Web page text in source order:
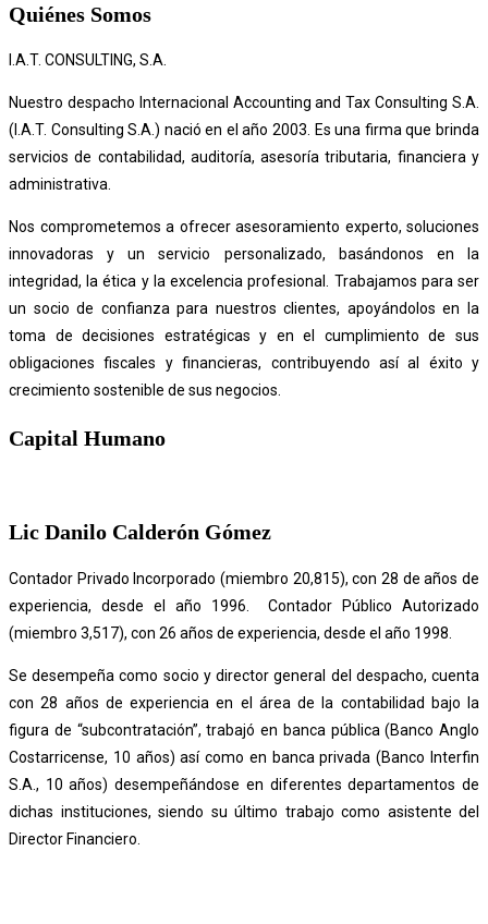
Quiénes Somos
I.A.T. CONSULTING, S.A.
Nuestro despacho Internacional Accounting and Tax Consulting S.A.
(I.A.T. Consulting S.A.) nació en el año 2003. Es una firma que brinda
servicios de contabilidad, auditoría, asesoría tributaria, financiera y
administrativa.
Nos comprometemos a ofrecer asesoramiento experto, soluciones
innovadoras y un servicio personalizado, basándonos en la
integridad, la ética y la excelencia profesional. Trabajamos para ser
un socio de confianza para nuestros clientes, apoyándolos en la
toma de decisiones estratégicas y en el cumplimiento de sus
obligaciones fiscales y financieras, contribuyendo así al éxito y
crecimiento sostenible de sus negocios.
Capital Humano
Lic Danilo Calderón Gómez
Contador Privado Incorporado (miembro 20,815), con 28 de años de
experiencia, desde el año 1996. Contador Público Autorizado
(miembro 3,517), con 26 años de experiencia, desde el año 1998.
Se desempeña como socio y director general del despacho, cuenta
con 28 años de experiencia en el área de la contabilidad bajo la
figura de “subcontratación”, trabajó en banca pública (Banco Anglo
Costarricense, 10 años) así como en banca privada (Banco Interfin
S.A., 10 años) desempeñándose en diferentes departamentos de
dichas instituciones, siendo su último trabajo como asistente del
Director Financiero.